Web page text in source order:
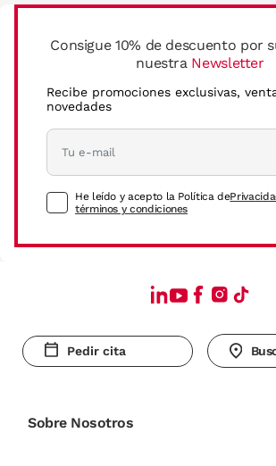
Consigue 10% de descuento por
nuestra Newsletter
Recibe promociones exclusivas,
novedades
He leído y acepto la Política de
términos y condiciones
Pedir cita
Sobre Nosotros